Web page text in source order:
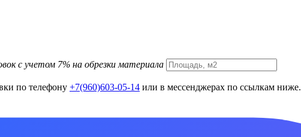
с учетом 7% на обрезки материала
по телефону +7(960)603-05-14 или в мессенджерах по ссылкам ниже.